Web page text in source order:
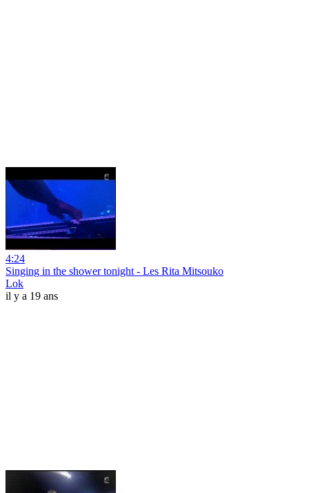
4:24
Singing in the shower tonight - Les Rita Mitsouko
Lok
il y a 19 ans